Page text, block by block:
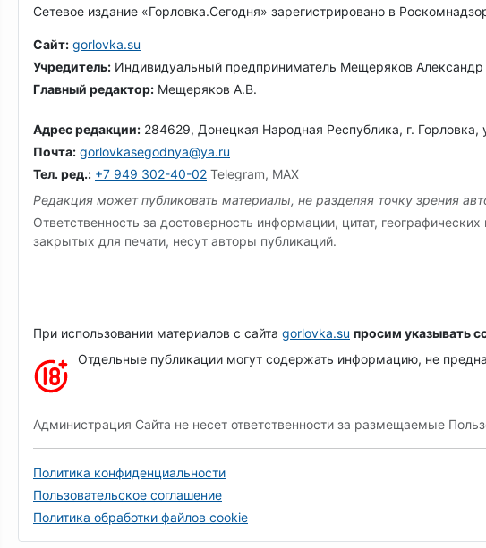
Сетевое издание «Горловка.Сегодня» зарегистрировано в
Сайт: gorlovka.su
Учредитель: Индивидуальный предприниматель Мещеряков
Главный редактор: Мещеряков А.В.
Адрес редакции: 284629, Донецкая Народная Республика, г. Горловка,
Почта: gorlovkasegodnya@ya.ru
Тел. ред.: +7 949 302-40-02 Telegram, MAX
Редакция может публиковать материалы, не разделяя точку зрения
Ответственность за достоверность информации, цитат,
закрытых для печати, несут авторы публикаций.
При использовании материалов с сайта gorlovka.su просим указывать
Отдельные публикации могут содержать информацию, не
Администрация Сайта не несет ответственности за размещаемые
Политика конфиденциальности
Пользовательское соглашение
Политика обработки файлов cookie